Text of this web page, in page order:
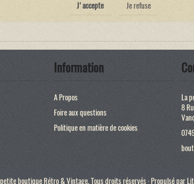
J'accepte
Je refuse
Information
A Propos
Foire aux questions
Politique en matière de cookies
La
8
boutique Rétro & Vintage. Tous droits réservés · Propulsé par